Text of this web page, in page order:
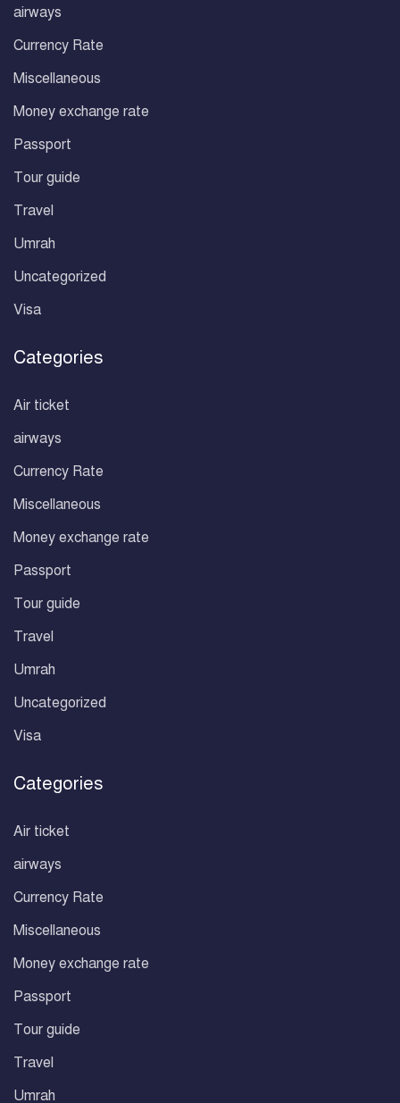
airways
Currency Rate
Miscellaneous
Money exchange rate
Passport
Tour guide
Travel
Umrah
Uncategorized
Visa
Categories
Air ticket
airways
Currency Rate
Miscellaneous
Money exchange rate
Passport
Tour guide
Travel
Umrah
Uncategorized
Visa
Categories
Air ticket
airways
Currency Rate
Miscellaneous
Money exchange rate
Passport
Tour guide
Travel
Umrah